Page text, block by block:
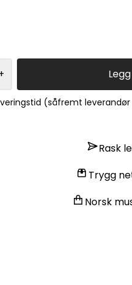
effektivt med en jevn og fyldig
(såfremt
Rask
Trygg
Norsk